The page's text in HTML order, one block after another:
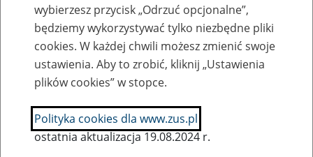
Nazwa zakładu pracy:
SZUKAJ
wybierzesz przycisk „Odrzuć opcjonalne”,
będziemy wykorzystywać tylko niezbędne pliki
cookies. W każdej chwili możesz zmienić swoje
ustawienia. Aby to zrobić, kliknij „Ustawienia
plików cookies” w stopce.
Polityka cookies dla www.zus.pl
ostatnia aktualizacja 19.08.2024 r.